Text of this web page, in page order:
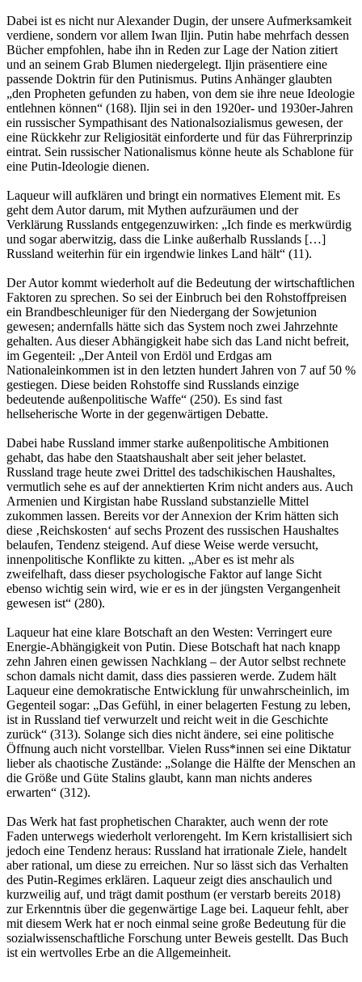
Dabei ist es nicht nur Alexander Dugin, der unsere Aufmerksamkeit
verdiene, sondern vor allem Iwan Iljin. Putin habe mehrfach dessen
Bücher empfohlen, habe ihn in Reden zur Lage der Nation zitiert
und an seinem Grab Blumen niedergelegt. Iljin präsentiere eine
passende Doktrin für den Putinismus. Putins Anhänger glaubten
„den Propheten gefunden zu haben, von dem sie ihre neue Ideologie
entlehnen können“ (168). Iljin sei in den 1920er- und 1930er-Jahren
ein russischer Sympathisant des Nationalsozialismus gewesen, der
eine Rückkehr zur Religiosität einforderte und für das Führerprinzip
eintrat. Sein russischer Nationalismus könne heute als Schablone für
eine Putin-Ideologie dienen.
Laqueur will aufklären und bringt ein normatives Element mit. Es
geht dem Autor darum, mit Mythen aufzuräumen und der
Verklärung Russlands entgegenzuwirken: „Ich finde es merkwürdig
und sogar aberwitzig, dass die Linke außerhalb Russlands […]
Russland weiterhin für ein irgendwie linkes Land hält“ (11).
Der Autor kommt wiederholt auf die Bedeutung der wirtschaftlichen
Faktoren zu sprechen. So sei der Einbruch bei den Rohstoffpreisen
ein Brandbeschleuniger für den Niedergang der Sowjetunion
gewesen; andernfalls hätte sich das System noch zwei Jahrzehnte
gehalten. Aus dieser Abhängigkeit habe sich das Land nicht befreit,
im Gegenteil: „Der Anteil von Erdöl und Erdgas am
Nationaleinkommen ist in den letzten hundert Jahren von 7 auf 50 %
gestiegen. Diese beiden Rohstoffe sind Russlands einzige
bedeutende außenpolitische Waffe“ (250). Es sind fast
hellseherische Worte in der gegenwärtigen Debatte.
Dabei habe Russland immer starke außenpolitische Ambitionen
gehabt, das habe den Staatshaushalt aber seit jeher belastet.
Russland trage heute zwei Drittel des tadschikischen Haushaltes,
vermutlich sehe es auf der annektierten Krim nicht anders aus. Auch
Armenien und Kirgistan habe Russland substanzielle Mittel
zukommen lassen. Bereits vor der Annexion der Krim hätten sich
diese ‚Reichskosten‘ auf sechs Prozent des russischen Haushaltes
belaufen, Tendenz steigend. Auf diese Weise werde versucht,
innenpolitische Konflikte zu kitten. „Aber es ist mehr als
zweifelhaft, dass dieser psychologische Faktor auf lange Sicht
ebenso wichtig sein wird, wie er es in der jüngsten Vergangenheit
gewesen ist“ (280).
Laqueur hat eine klare Botschaft an den Westen: Verringert eure
Energie-Abhängigkeit von Putin. Diese Botschaft hat nach knapp
zehn Jahren einen gewissen Nachklang – der Autor selbst rechnete
schon damals nicht damit, dass dies passieren werde. Zudem hält
Laqueur eine demokratische Entwicklung für unwahrscheinlich, im
Gegenteil sogar: „Das Gefühl, in einer belagerten Festung zu leben,
ist in Russland tief verwurzelt und reicht weit in die Geschichte
zurück“ (313). Solange sich dies nicht ändere, sei eine politische
Öffnung auch nicht vorstellbar. Vielen Russ*innen sei eine Diktatur
lieber als chaotische Zustände: „Solange die Hälfte der Menschen an
die Größe und Güte Stalins glaubt, kann man nichts anderes
erwarten“ (312).
Das Werk hat fast prophetischen Charakter, auch wenn der rote
Faden unterwegs wiederholt verlorengeht. Im Kern kristallisiert sich
jedoch eine Tendenz heraus: Russland hat irrationale Ziele, handelt
aber rational, um diese zu erreichen. Nur so lässt sich das Verhalten
des Putin-Regimes erklären. Laqueur zeigt dies anschaulich und
kurzweilig auf, und trägt damit posthum (er verstarb bereits 2018)
zur Erkenntnis über die gegenwärtige Lage bei. Laqueur fehlt, aber
mit diesem Werk hat er noch einmal seine große Bedeutung für die
sozialwissenschaftliche Forschung unter Beweis gestellt. Das Buch
ist ein wertvolles Erbe an die Allgemeinheit.